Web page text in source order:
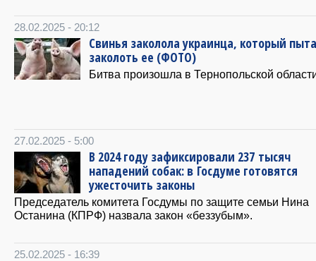
28.02.2025 - 20:12
Свинья заколола украинца, который
заколоть ее (ФОТО)
Битва произошла в Тернопольской
27.02.2025 - 5:00
В 2024 году зафиксировали 237 тысяч
нападений собак: в Госдуме готовятся
ужесточить законы
Председатель комитета Госдумы по защите семьи Нина
Останина (КПРФ) назвала закон «беззубым».
25.02.2025 - 16:39